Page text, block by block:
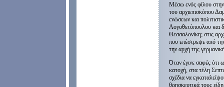
Μέσω ενός φίλου στην
του αρχιεπισκόπου
ενώσεων και
Λογοθετόπουλου και
Θεσσαλονίκη; στις
που επέστρεψε από
την αρχή της
Όταν έγινε σαφές ότι
κατοχή, στα τέλη
σχέδια να
θρησκευτικά τους